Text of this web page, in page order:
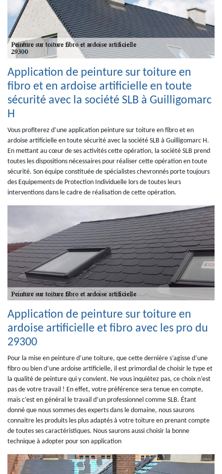
Application de peinture sur toiture en
fibro et en ardoise artificielle en toute
sécurité avec la société SLB à Guilligomarc
H
Vous profiterez d’une application peinture sur toiture en fibro et en
ardoise artificielle en toute sécurité avec la société SLB à Guilligomarc H.
En mettant au cœur de ses activités cette opération, la société SLB prend
toutes les dispositions nécessaires pour réaliser cette opération en toute
sécurité. Son équipe constituée de spécialistes chevronnés porte toujours
des Equipements de Protection Individuelle lors de toutes leurs
interventions dans le cadre de réalisation de cette opération.
Application de peinture sur toiture en
ardoise artificielle et fibro avec les pro du
29300
Pour la mise en peinture d’une toiture, que cette dernière s’agisse d’une
fibro ou bien d’une ardoise artificielle, il est primordial de choisir le type et
la qualité de peinture qui y convient. Ne vous inquiétez pas, ce choix n’est
pas de votre travail ! En effet, votre préférence sera tenue en compte,
mais c’est en général le travail d’un professionnel comme SLB. Étant
donné que nous sommes des experts dans le domaine, nous saurons
connaitre les produits les plus adaptés à votre toiture en prenant compte
de toutes ses caractéristiques. Nous saurons aussi choisir la bonne
technique à adopter pour son application